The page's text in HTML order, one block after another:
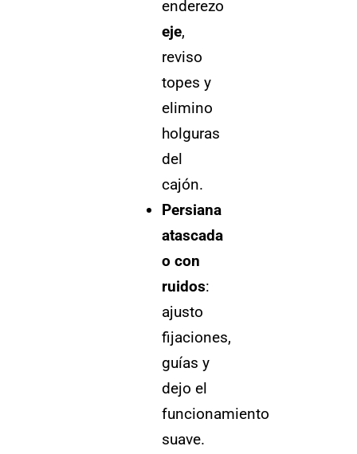
enderezo
eje,
reviso
topes y
elimino
holguras
del
cajón.
Persiana
atascada
o con
ruidos:
ajusto
fijaciones,
guías y
dejo el
funcionamiento
suave.